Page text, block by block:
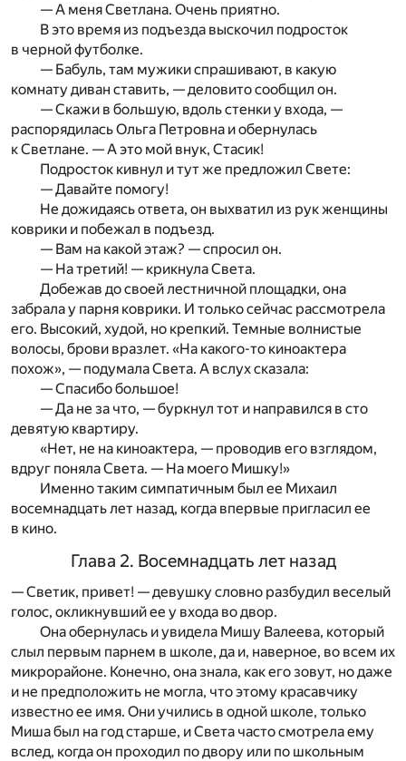
— А меня Светлана. Очень приятно.
В это время из подъезда выскочил подросток
в черной футболке.
— Бабуль, там мужики спрашивают, в какую
комнату диван ставить, — деловито сообщил он.
— Скажи в большую, вдоль стенки у входа, —
распорядилась Ольга Петровна и обернулась
к Светлане. — А это мой внук, Стасик!
Подросток кивнул и тут же предложил Свете:
— Давайте помогу!
Не дожидаясь ответа, он выхватил из рук женщины
коврики и побежал в подъезд.
— Вам на какой этаж? — спросил он.
— На третий! — крикнула Света.
Добежав до своей лестничной площадки, она
забрала у парня коврики. И только сейчас рассмотрела
его. Высокий, худой, но крепкий. Темные волнистые
волосы, брови вразлет. «На какого-то киноактера
похож», — подумала Света. А вслух сказала:
— Спасибо большое!
— Да не за что, — буркнул тот и направился в сто
девятую квартиру.
«Нет, не на киноактера, — проводив его взглядом,
вдруг поняла Света. — На моего Мишку!»
Именно таким симпатичным был ее Михаил
восемнадцать лет назад, когда впервые пригласил ее
в кино.
Глава 2. Восемнадцать лет назад
— Светик, привет! — девушку словно разбудил веселый
голос, окликнувший ее у входа во двор.
Она обернулась и увидела Мишу Валеева, который
слыл первым парнем в школе, да и, наверное, во всем их
микрорайоне. Конечно, она знала, как его зовут, но даже
и не предположить не могла, что этому красавчику
известно ее имя. Они учились в одной школе, только
Миша был на год старше, и Света часто смотрела ему
вслед, когда он проходил по двору или по школьным